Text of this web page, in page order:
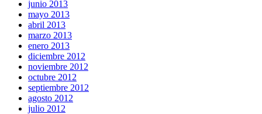
junio 2013
mayo 2013
abril 2013
marzo 2013
enero 2013
diciembre 2012
noviembre 2012
octubre 2012
septiembre 2012
agosto 2012
julio 2012